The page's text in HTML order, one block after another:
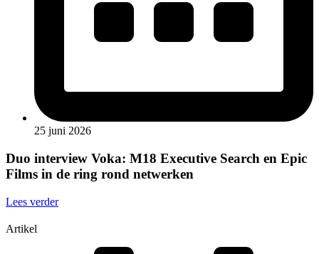
25 juni 2026
Duo interview Voka: M18 Executive Search en Epic
Films in de ring rond netwerken
Lees verder
Artikel